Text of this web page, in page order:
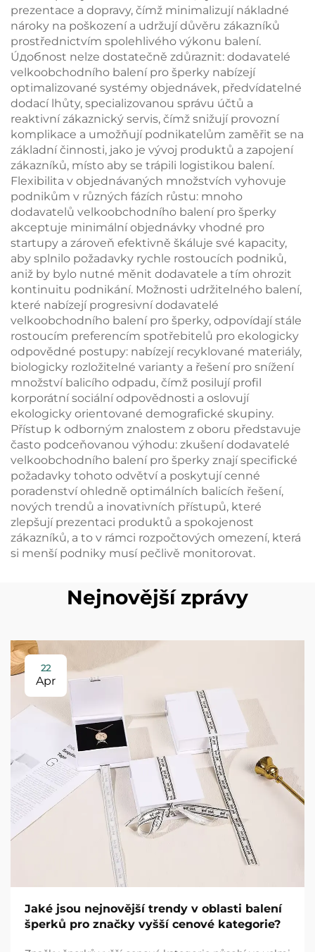
prezentace a dopravy, čímž minimalizují nákladné
nároky na poškození a udržují důvěru zákazníků
prostřednictvím spolehlivého výkonu balení.
Úдобnost nelze dostatečně zdůraznit: dodavatelé
velkoobchodního balení pro šperky nabízejí
optimalizované systémy objednávek, předvídatelné
dodací lhůty, specializovanou správu účtů a
reaktivní zákaznický servis, čímž snižují provozní
komplikace a umožňují podnikatelům zaměřit se na
základní činnosti, jako je vývoj produktů a zapojení
zákazníků, místo aby se trápili logistikou balení.
Flexibilita v objednávaných množstvích vyhovuje
podnikům v různých fázích růstu: mnoho
dodavatelů velkoobchodního balení pro šperky
akceptuje minimální objednávky vhodné pro
startupy a zároveň efektivně škáluje své kapacity,
aby splnilo požadavky rychle rostoucích podniků,
aniž by bylo nutné měnit dodavatele a tím ohrozit
kontinuitu podnikání. Možnosti udržitelného balení,
které nabízejí progresivní dodavatelé
velkoobchodního balení pro šperky, odpovídají stále
rostoucím preferencím spotřebitelů pro ekologicky
odpovědné postupy: nabízejí recyklované materiály,
biologicky rozložitelné varianty a řešení pro snížení
množství balicího odpadu, čímž posilují profil
korporátní sociální odpovědnosti a oslovují
ekologicky orientované demografické skupiny.
Přístup k odborným znalostem z oboru představuje
často podceňovanou výhodu: zkušení dodavatelé
velkoobchodního balení pro šperky znají specifické
požadavky tohoto odvětví a poskytují cenné
poradenství ohledně optimálních balicích řešení,
nových trendů a inovativních přístupů, které
zlepšují prezentaci produktů a spokojenost
zákazníků, a to v rámci rozpočtových omezení, která
si menší podniky musí pečlivě monitorovat.
Nejnovější zprávy
22
Apr
Jaké jsou nejnovější trendy v oblasti balení
šperků pro značky vyšší cenové kategorie?